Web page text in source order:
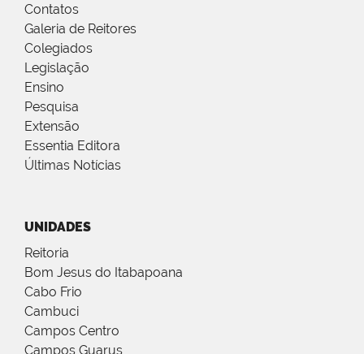
Contatos
Galeria de Reitores
Colegiados
Legislação
Ensino
Pesquisa
Extensão
Essentia Editora
Últimas Notícias
UNIDADES
Reitoria
Bom Jesus do Itabapoana
Cabo Frio
Cambuci
Campos Centro
Campos Guarus